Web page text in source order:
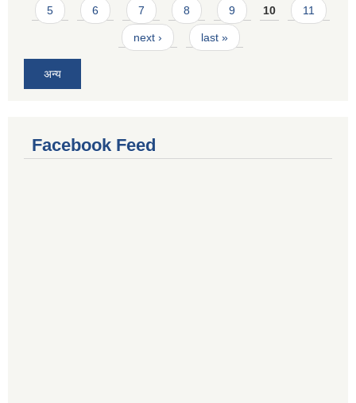
5 6 7 8 9 10 11
next › last »
अन्य
Facebook Feed